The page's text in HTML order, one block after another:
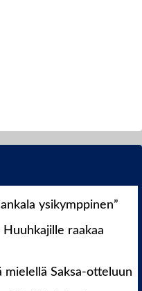
ysikymppinen”
raakaa
mielellä Saksa-otteluun